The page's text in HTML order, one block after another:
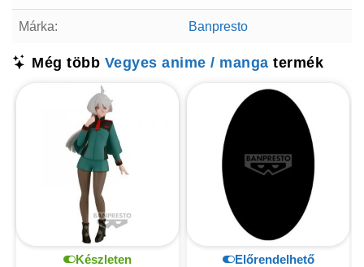
Márka: Banpresto
Még több Vegyes anime / manga termék
Készleten Előrendelhető